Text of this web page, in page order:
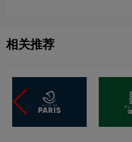
相关推荐